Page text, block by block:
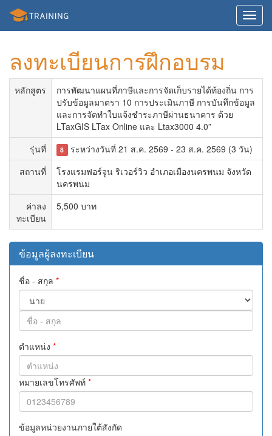
ลงทะเบียนการฝึกอบรม
หลักสูตร
การพัฒนาแผนที่ภาษีและการจัดเก็บรายได้ท้องถิ่น การ
ปรับข้อมูลมาตรา 10 การประเมินภาษี การบันทึกข้อมูล
และการจัดทำใบแจ้งชำระภาษีผ่านธนาคาร ด้วย
LTaxGIS LTax Online และ Ltax3000 4.0”
รุ่นที่
8 ระหว่างวันที่ 21 ส.ค. 2569 - 23 ส.ค. 2569 (3 วัน)
สถานที่
โรงแรมฟอร์จูน ริเวอร์วิว อำเภอเมืองนครพนม จังหวัด
นครพนม
ค่าลง
ทะเบียน
5,500 บาท
ข้อมูลผู้ลงทะเบียน
ชื่อ - สกุล *
ตำแหน่ง *
หมายเลขโทรศัพท์ *
ข้อมูลหน่วยงานภายใต้สังกัด